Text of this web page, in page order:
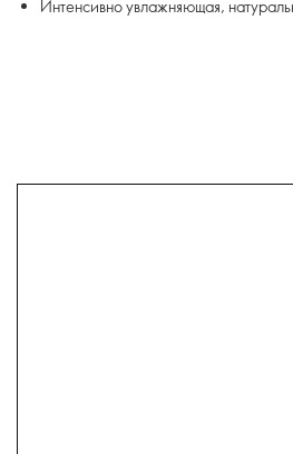
Интенсивно увлажняющая,